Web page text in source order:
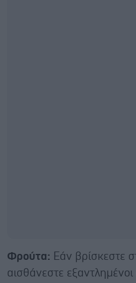
Φρούτα: Εάν βρίσκεστε
αισθάνεστε εξαντλημένοι